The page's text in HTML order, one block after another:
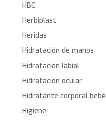
HBC
Herbiplast
Heridas
Hidratación de manos
Hidratación labial
Hidratación ocular
Hidratante corporal bebé
Higiene